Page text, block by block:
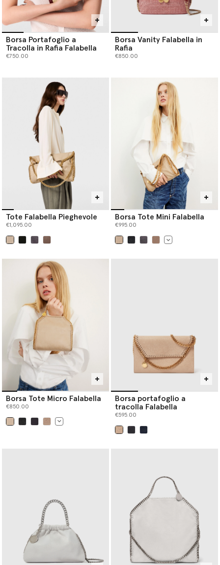
Borsa Portafoglio a
Tracolla in Rafia Falabella
€750.00
Borsa Vanity Falabella in
Rafia
€850.00
Tote Falabella Pieghevole
€1,095.00
Borsa Tote Mini Falabella
€995.00
Borsa Tote Micro Falabella
€850.00
Borsa portafoglio a
tracolla Falabella
€595.00